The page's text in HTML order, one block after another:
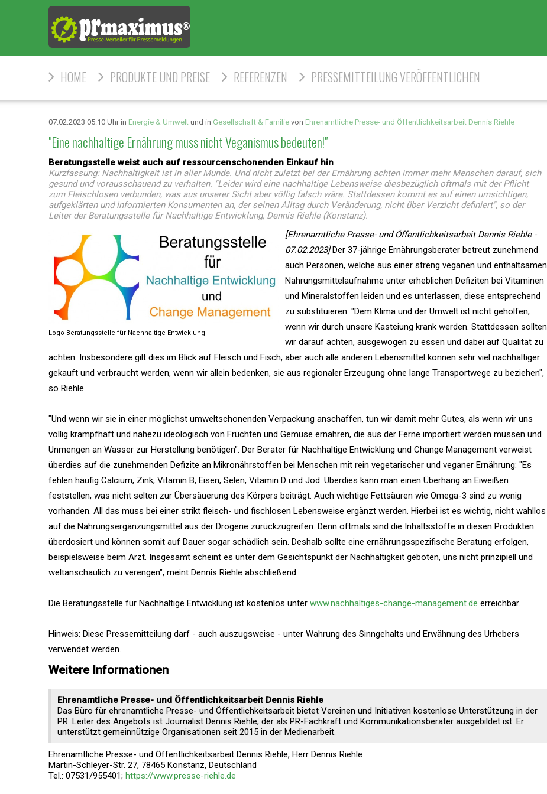
HOME PRODUKTE UND PREISE REFERENZEN PRESSEMITTEILUNG VERÖFFENTLICHEN
07.02.2023 05:10 Uhr in Energie & Umwelt und in Gesellschaft & Familie von Ehrenamtliche Presse- und Öffentlichkeitsarbeit Dennis Riehle
"Eine nachhaltige Ernährung muss nicht Veganismus bedeuten!"
Beratungsstelle weist auch auf ressourcenschonenden Einkauf hin
Kurzfassung:Nachhaltigkeit ist in aller Munde. Und nicht zuletzt bei der Ernährung achten immer mehr Menschen darauf, sich
gesund und vorausschauend zu verhalten. "Leider wird eine nachhaltige Lebensweise diesbezüglich oftmals mit der Pflicht
zum Fleischlosen verbunden, was aus unserer Sicht aber völlig falsch wäre. Stattdessen kommt es auf einen umsichtigen,
aufgeklärten und informierten Konsumenten an, der seinen Alltag durch Veränderung, nicht über Verzicht definiert", so der
Leiter der Beratungsstelle für Nachhaltige Entwicklung, Dennis Riehle (Konstanz).
Logo Beratungsstelle für Nachhaltige Entwicklung
[Ehrenamtliche Presse- und Öffentlichkeitsarbeit Dennis Riehle -
07.02.2023]Der 37-jährige Ernährungsberater betreut zunehmend
auch Personen, welche aus einer streng veganen und enthaltsamen
Nahrungsmittelaufnahme unter erheblichen Defiziten bei Vitaminen
und Mineralstoffen leiden und es unterlassen, diese entsprechend
zu substituieren: "Dem Klima und der Umwelt ist nicht geholfen,
wenn wir durch unsere Kasteiung krank werden. Stattdessen sollten
wir darauf achten, ausgewogen zu essen und dabei auf Qualität zu
achten. Insbesondere gilt dies im Blick auf Fleisch und Fisch, aber auch alle anderen Lebensmittel können sehr viel nachhaltiger
gekauft und verbraucht werden, wenn wir allein bedenken, sie aus regionaler Erzeugung ohne lange Transportwege zu beziehen",
so Riehle.
"Und wenn wir sie in einer möglichst umweltschonenden Verpackung anschaffen, tun wir damit mehr Gutes, als wenn wir uns
völlig krampfhaft und nahezu ideologisch von Früchten und Gemüse ernähren, die aus der Ferne importiert werden müssen und
Unmengen an Wasser zur Herstellung benötigen". Der Berater für Nachhaltige Entwicklung und Change Management verweist
überdies auf die zunehmenden Defizite an Mikronährstoffen bei Menschen mit rein vegetarischer und veganer Ernährung: "Es
fehlen häufig Calcium, Zink, Vitamin B, Eisen, Selen, Vitamin D und Jod. Überdies kann man einen Überhang an Eiweißen
feststellen, was nicht selten zur Übersäuerung des Körpers beiträgt. Auch wichtige Fettsäuren wie Omega-3 sind zu wenig
vorhanden. All das muss bei einer strikt fleisch- und fischlosen Lebensweise ergänzt werden. Hierbei ist es wichtig, nicht wahllos
auf die Nahrungsergänzungsmittel aus der Drogerie zurückzugreifen. Denn oftmals sind die Inhaltsstoffe in diesen Produkten
überdosiert und können somit auf Dauer sogar schädlich sein. Deshalb sollte eine ernährungsspezifische Beratung erfolgen,
beispielsweise beim Arzt. Insgesamt scheint es unter dem Gesichtspunkt der Nachhaltigkeit geboten, uns nicht prinzipiell und
weltanschaulich zu verengen", meint Dennis Riehle abschließend.
Die Beratungsstelle für Nachhaltige Entwicklung ist kostenlos unter www.nachhaltiges-change-management.de erreichbar.
Hinweis: Diese Pressemitteilung darf - auch auszugsweise - unter Wahrung des Sinngehalts und Erwähnung des Urhebers
verwendet werden.
Weitere Informationen
Ehrenamtliche Presse- und Öffentlichkeitsarbeit Dennis Riehle
Das Büro für ehrenamtliche Presse- und Öffentlichkeitsarbeit bietet Vereinen und Initiativen kostenlose Unterstützung in der
PR. Leiter des Angebots ist Journalist Dennis Riehle, der als PR-Fachkraft und Kommunikationsberater ausgebildet ist. Er
unterstützt gemeinnützige Organisationen seit 2015 in der Medienarbeit.
Ehrenamtliche Presse- und Öffentlichkeitsarbeit Dennis Riehle, Herr Dennis Riehle
Martin-Schleyer-Str. 27, 78465 Konstanz, Deutschland
Tel.: 07531/955401; https://www.presse-riehle.de